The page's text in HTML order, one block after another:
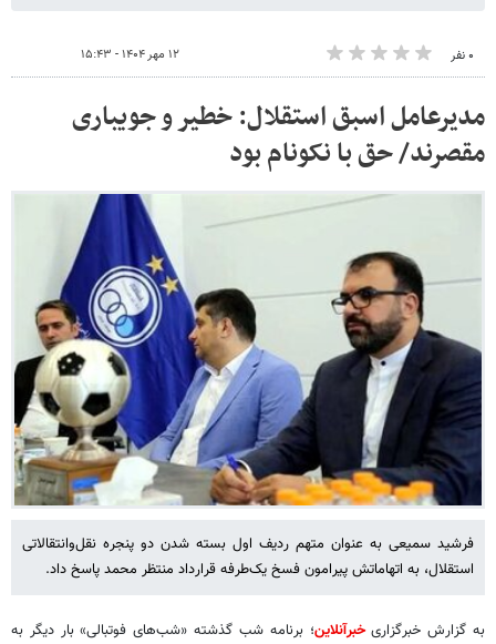
۰ نفر ۱۲ مهر ۱۴۰۴ - ۱۵:۴۳
مدیرعامل اسبق استقلال: خطیر و جویباری
مقصرند/ حق با نکونام بود
فرشید سمیعی به عنوان متهم ردیف اول بسته شدن دو پنجره نقل‌وانتقالاتی
استقلال، به اتهاماتش پیرامون فسخ یک‌طرفه قرارداد منتظر محمد پاسخ داد.
به گزارش خبرگزاریخبرآنلاین؛ برنامه شب گذشته «شب‌های فوتبالی» بار دیگر به